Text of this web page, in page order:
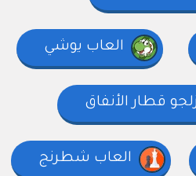
العاب يوشي
قطار الأنفاق
العاب شطرنج